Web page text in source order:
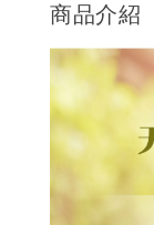
商品介紹